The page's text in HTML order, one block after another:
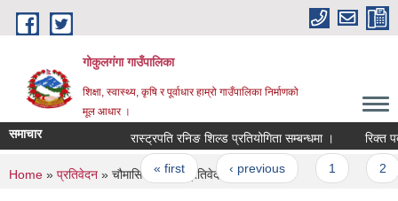
Skip to main content
गोकुलगंगा गाउँपालिका
शिक्षा, स्वास्थ्य, कृषि र पूर्वाधार हाम्रो गाउँपालिका निर्माणको
मूल आधार ।
समाचार रास्ट्रपति रनिङ शिल्ड प्रतियोगिता सम्बन्धमा । रिक्त
Pages
« first ‹ previous
You are here
Home » प्रतिवेदन » चौमासिक प्रगति प्रतिवेदन